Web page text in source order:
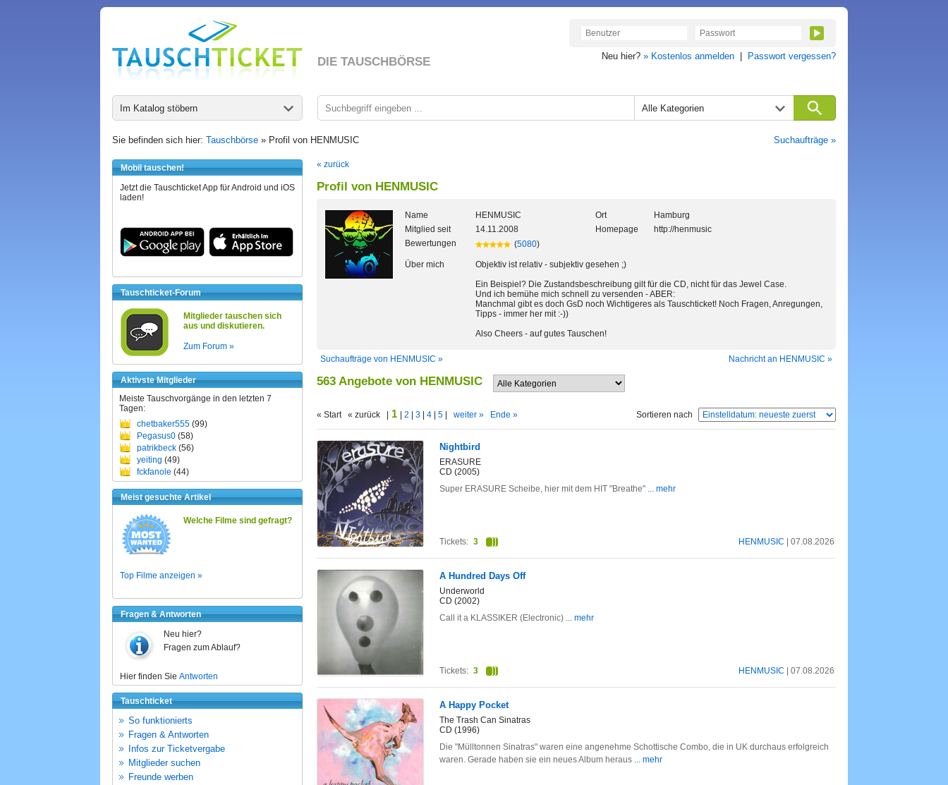
DIE TAUSCHBÖRSE Neu hier? » Kostenlos anmelden Passwort vergessen?
Im Katalog stöbern Alle Kategorien
Sie befinden sich hier: Tauschbörse » Profil von HENMUSIC Suchaufträge »
Mobil tauschen!
Jetzt die Tauschticket App für Android und iOS
laden!
Tauschticket-Forum
Mitglieder tauschen sich
aus und diskutieren.
Zum Forum »
Aktivste Mitglieder
Meiste Tauschvorgänge in den letzten 7
Tagen:
chetbaker555 (99)
Pegasus0 (58)
patrikbeck (56)
yeiting (49)
fckfanole (44)
Meist gesuchte Artikel
Welche Filme sind gefragt?
Top Filme anzeigen »
Fragen & Antworten
Neu hier?
Fragen zum Ablauf?
Hier finden Sie Antworten
Tauschticket
So funktionierts
Fragen & Antworten
Infos zur Ticketvergabe
Mitglieder suchen
Freunde werben
« zurück
Profil von HENMUSIC
Name
HENMUSIC
Mitglied seit
14.11.2008
Bewertungen
(5080)
Ort
Hamburg
Homepage
http://henmusic
Über mich
Objektiv ist relativ - subjektiv gesehen ;)
Ein Beispiel? Die Zustandsbeschreibung gilt für die CD, nicht für das Jewel Case.
Und ich bemühe mich schnell zu versenden - ABER:
Manchmal gibt es doch GsD noch Wichtigeres als Tauschticket! Noch Fragen, Anregungen,
Tipps - immer her mit :-))
Also Cheers - auf gutes Tauschen!
Suchaufträge von HENMUSIC » Nachricht an HENMUSIC »
563 Angebote von HENMUSIC
« Start « zurück | 1 2 3 4 5 weiter » Ende » Sortieren nach
Nightbird
ERASURE
CD (2005)
Super ERASURE Scheibe, hier mit dem HIT "Breathe" ... mehr
HENMUSIC | 07.08.2026
Tickets: 3
A Hundred Days Off
Underworld
CD (2002)
Call it a KLASSIKER (Electronic) ... mehr
HENMUSIC | 07.08.2026
Tickets: 3
A Happy Pocket
The Trash Can Sinatras
CD (1996)
Die "Mülltonnen Sinatras" waren eine angenehme Schottische Combo, die in UK durchaus erfolgreich
waren. Gerade haben sie ein neues Album heraus ... mehr